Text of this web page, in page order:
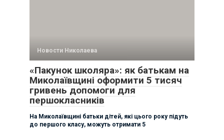
Новости Николаева
«Пакунок школяра»: як батькам на
Миколаївщині оформити 5 тисяч
гривень допомоги для
першокласників
На Миколаївщині батьки дітей, які цього року підуть
до першого класу, можуть отримати 5